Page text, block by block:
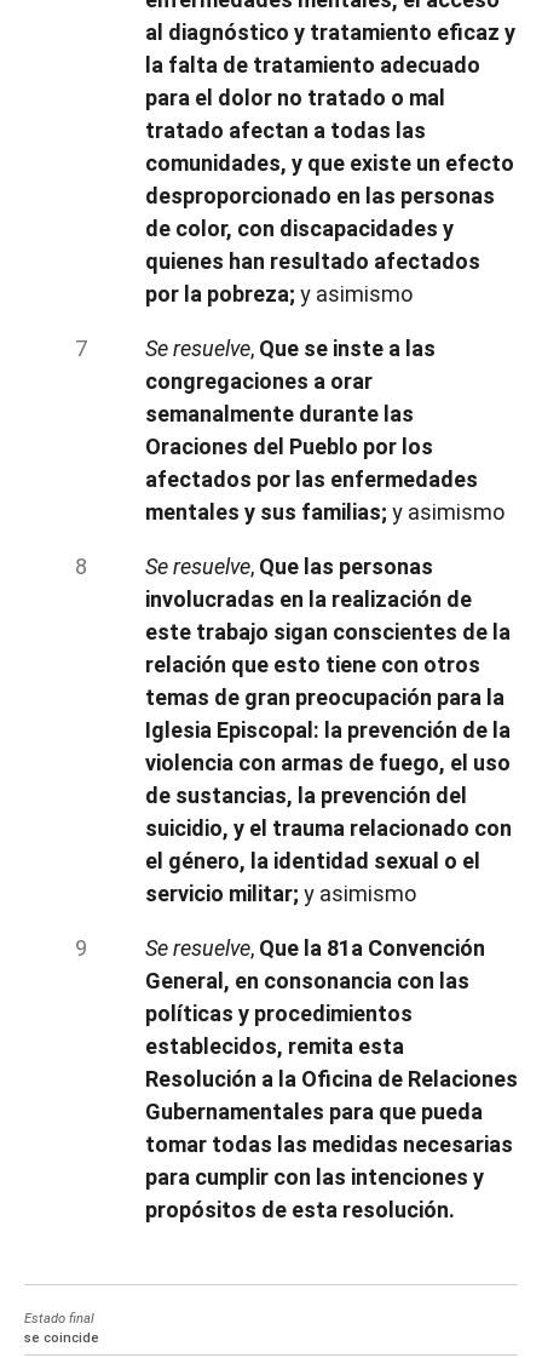
al diagnóstico y tratamiento eficaz y
la falta de tratamiento adecuado
para el dolor no tratado o mal
tratado afectan a todas las
comunidades, y que existe un efecto
desproporcionado en las personas
de color, con discapacidades y
quienes han resultado afectados
por la pobreza; y asimismo
Se resuelve, Que se inste a las
congregaciones a orar
semanalmente durante las
Oraciones del Pueblo por los
afectados por las enfermedades
mentales y sus familias; y asimismo
Se resuelve, Que las personas
involucradas en la realización de
este trabajo sigan conscientes de la
relación que esto tiene con otros
temas de gran preocupación para la
Iglesia Episcopal: la prevención de la
violencia con armas de fuego, el uso
de sustancias, la prevención del
suicidio, y el trauma relacionado con
el género, la identidad sexual o el
servicio militar; y asimismo
Se resuelve, Que la 81a Convención
General, en consonancia con las
políticas y procedimientos
establecidos, remita esta
Resolución a la Oficina de Relaciones
Gubernamentales para que pueda
tomar todas las medidas necesarias
para cumplir con las intenciones y
propósitos de esta resolución.
Estado final
se coincide